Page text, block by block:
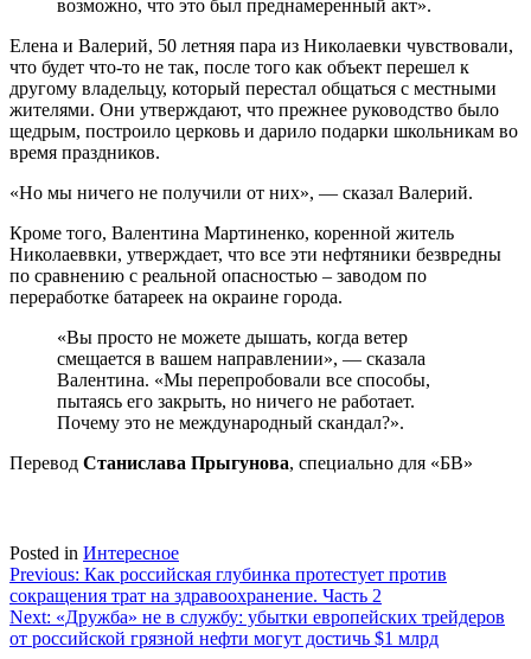
возможно, что это был преднамеренный акт».
Елена и Валерий, 50 летняя пара из Николаевки чувствовали,
что будет что-то не так, после того как объект перешел к
другому владельцу, который перестал общаться с местными
жителями. Они утверждают, что прежнее руководство было
щедрым, построило церковь и дарило подарки школьникам во
время праздников.
«Но мы ничего не получили от них», — сказал Валерий.
Кроме того, Валентина Мартиненко, коренной житель
Николаеввки, утверждает, что все эти нефтяники безвредны
по сравнению с реальной опасностью – заводом по
переработке батареек на окраине города.
«Вы просто не можете дышать, когда ветер
смещается в вашем направлении», — сказала
Валентина. «Мы перепробовали все способы,
пытаясь его закрыть, но ничего не работает.
Почему это не международный скандал?».
Перевод Станислава Прыгунова, специально для «БВ»
Posted in Интересное
Навигация
по
записям
Previous: Как российская глубинка протестует против
сокращения трат на здравоохранение. Часть 2
Next: «Дружба» не в службу: убытки европейских трейдеров
от российской грязной нефти могут достичь $1 млрд